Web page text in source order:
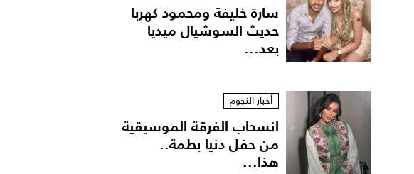
سارة خليفة ومحمود كهربا
حديث السوشيال ميديا
بعد...
أخبار النجوم
انسحاب الفرقة الموسيقية
من حفل دنيا بطمة..
هذا...